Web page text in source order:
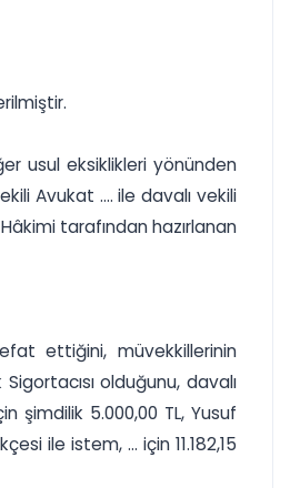
usul eksiklikleri yönünden
Avukat .... ile davalı vekili
tarafından hazırlanan
ettiğini, müvekkillerinin
olduğunu, davalı
şimdilik 5.000,00 TL, Yusuf
ile istem, ... için 11.182,15